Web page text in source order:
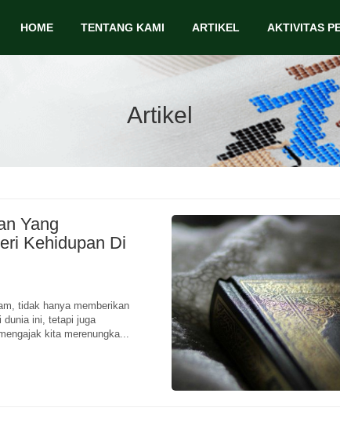
HOME TENTANG KAMI ARTIKEL AKTIVITAS
Artikel
Yang
Kehidupan Di
tidak hanya memberikan
dunia ini, tetapi juga
kita merenungka...